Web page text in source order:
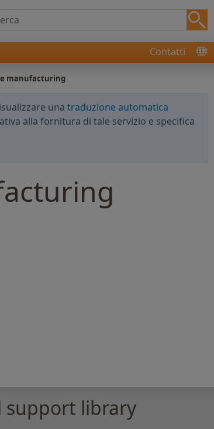
Contatti
manufacturing
una traduzione automatica
alla fornitura di tale servizio e specifica
support library